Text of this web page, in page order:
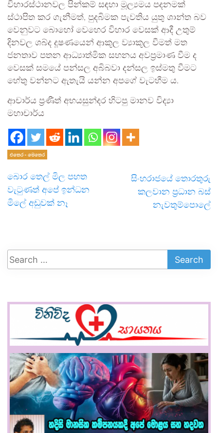
විහාරස්ථානවල පින්කම් සඳහා මූල්‍යමය පදනමක්
ස්ථාපිත කර ගැනීමත්, පුදබිමක පැවතිය යුතු ශාන්ත බව
වෙනුවට බොහෝ වෙහෙර විහාර වෙසක් ආදී උතුම්
දිනවල ශබ්ද දූෂණයෙන් ආකූල ව්‍යාකූල වීමත් මත
ජනතාව පතන ආධ්‍යාත්මික සහනය අවප්‍රමාණ වීම ද
වෙසක් සමයේ පන්සල අබිබවා දන්සල ඉස්මතු වීමට
හේතු වන්නට ඇතැයි යන්න අපගේ වැටහීම ය.
ආචාර්ය ප්‍රණීත් අභයසුන්දර හිටපු මානව විද්‍යා
මහාචාර්ය
එතෙර - මෙතෙර
බොර තෙල් මිල පහත
වැටුණත් අපේ ඉන්ධන
මිලේ අඩුවක් නෑ
සිංහරාජයේ තොරතුරු
කලවාන ප්‍රධාන බස්
නැවතුම්පොලේ